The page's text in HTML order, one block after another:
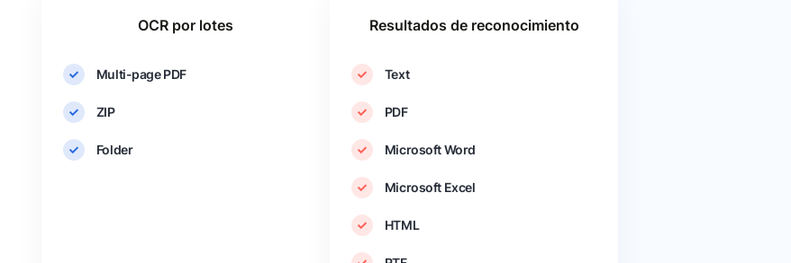
OCR por lotes
Multi-page PDF
ZIP
Folder
Resultados de reconocimiento
Text
PDF
Microsoft Word
Microsoft Excel
HTML